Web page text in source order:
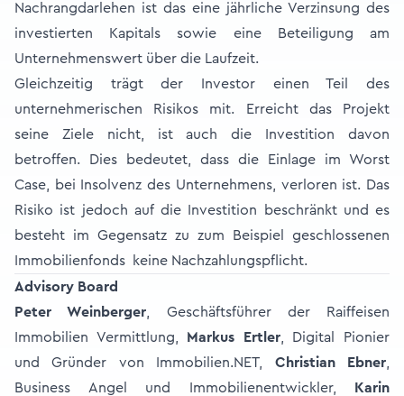
Nachrangdarlehen ist das eine jährliche Verzinsung des
investierten Kapitals sowie eine Beteiligung am
Unternehmenswert über die Laufzeit.
Gleichzeitig trägt der Investor einen Teil des
unternehmerischen Risikos mit. Erreicht das Projekt
seine Ziele nicht, ist auch die Investition davon
betroffen. Dies bedeutet, dass die Einlage im Worst
Case, bei Insolvenz des Unternehmens, verloren ist. Das
Risiko ist jedoch auf die Investition beschränkt und es
besteht im Gegensatz zu zum Beispiel geschlossenen
Immobilienfonds keine Nachzahlungspflicht.
Advisory Board
Peter Weinberger , Geschäftsführer der Raiffeisen
Immobilien Vermittlung,
Markus Ertler, Digital Pionier
und Gründer von Immobilien.NET, Christian Ebner
Business Angel und Immobilienentwickler,
Karin